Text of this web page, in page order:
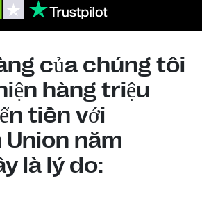
của chúng tôi
hàng triệu
tiền với
năm
là lý do: